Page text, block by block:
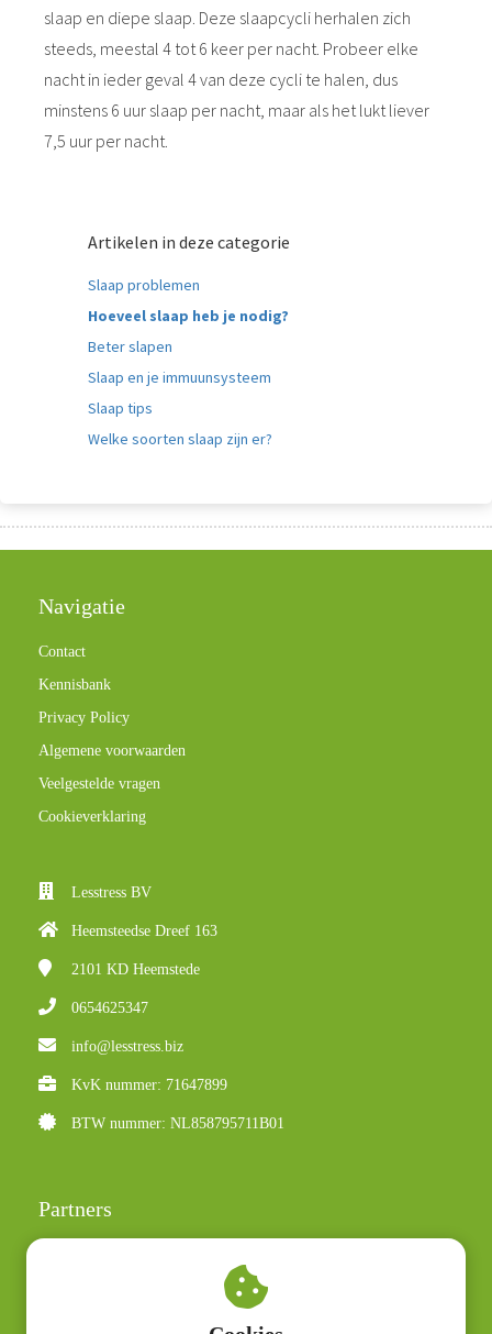
slaap en diepe slaap. Deze slaapcycli herhalen zich
steeds, meestal 4 tot 6 keer per nacht. Probeer elke
nacht in ieder geval 4 van deze cycli te halen, dus
minstens 6 uur slaap per nacht, maar als het lukt liever
7,5 uur per nacht.
Artikelen in deze categorie
Slaap problemen
Hoeveel slaap heb je nodig?
Beter slapen
Slaap en je immuunsysteem
Slaap tips
Welke soorten slaap zijn er?
Navigatie
Contact
Kennisbank
Privacy Policy
Algemene voorwaarden
Veelgestelde vragen
Cookieverklaring
Lesstress BV
Heemsteedse Dreef 163
2101 KD Heemstede
0654625347
info@lesstress.biz
KvK nummer: 71647899
BTW nummer: NL858795711B01
Partners